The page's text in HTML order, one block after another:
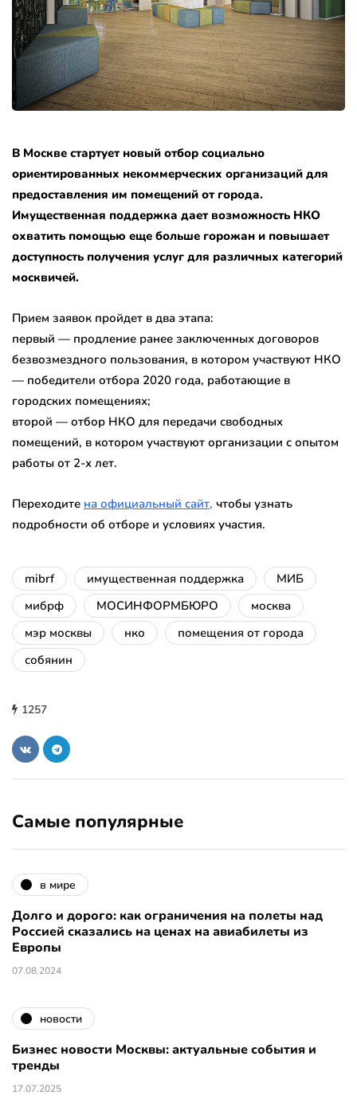
В Москве стартует новый отбор социально
ориентированных некоммерческих организаций для
предоставления им помещений от города.
Имущественная поддержка дает возможность НКО
охватить помощью еще больше горожан и повышает
доступность получения услуг для различных категорий
москвичей.
Прием заявок пройдет в два этапа:
первый — продление ранее заключенных договоров
безвозмездного пользования, в котором участвуют НКО
— победители отбора 2020 года, работающие в
городских помещениях;
второй — отбор НКО для передачи свободных
помещений, в котором участвуют организации с опытом
работы от 2-х лет.
Переходите на официальный сайт, чтобы узнать
подробности об отборе и условиях участия.
mibrf имущественная поддержка
МИБ
мибрф
МОСИНФОРМБЮРО
москва
мэр москвы
нко
помещения от города
собянин
1257
Самые популярные
в мире
Долго и дорого: как ограничения на полеты над
Россией сказались на ценах на авиабилеты из
Европы
07.08.2024
новости
Бизнес новости Москвы: актуальные события и
тренды
17.07.2025